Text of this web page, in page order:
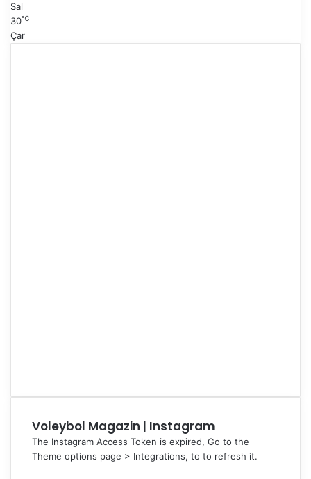
Sal
30℃
Çar
Voleybol Magazin | Instagram
The Instagram Access Token is expired, Go to the
Theme options page > Integrations, to to refresh it.